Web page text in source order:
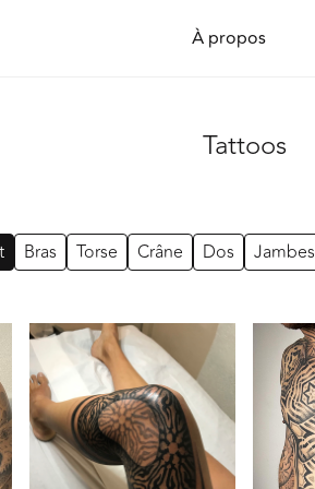
À propos
Tattoos
Bras Torse Crâne Dos Jambes